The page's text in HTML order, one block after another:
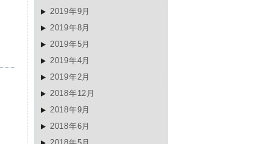
2019年9月
2019年8月
2019年5月
2019年4月
2019年2月
2018年12月
2018年9月
2018年6月